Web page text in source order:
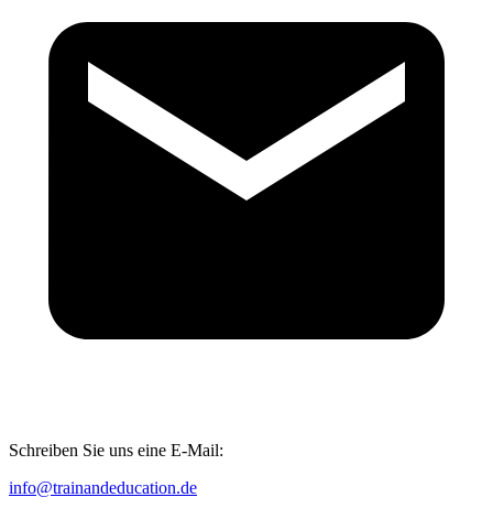
Schreiben Sie uns eine E-Mail:
info@trainandeducation.de